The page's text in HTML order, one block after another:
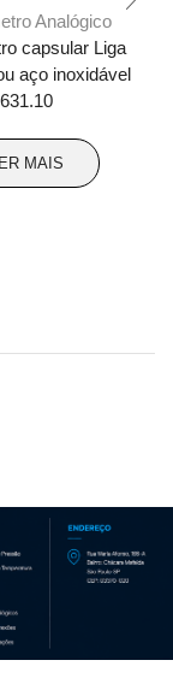
Analógico
capsular Liga
aço inoxidável
631.10
MAIS